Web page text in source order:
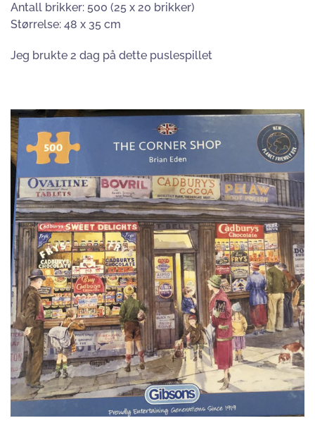
Antall brikker: 500 (25 x 20 brikker)
Størrelse: 48 x 35 cm
Jeg brukte 2 dag på dette puslespillet